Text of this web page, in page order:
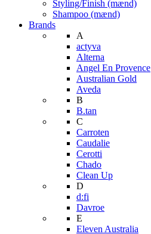
Styling/Finish (mænd)
Shampoo (mænd)
Brands
A
actyva
Alterna
Angel En Provence
Australian Gold
Aveda
B
B.tan
C
Carroten
Caudalie
Cerotti
Chado
Clean Up
D
d:fi
Davroe
E
Eleven Australia